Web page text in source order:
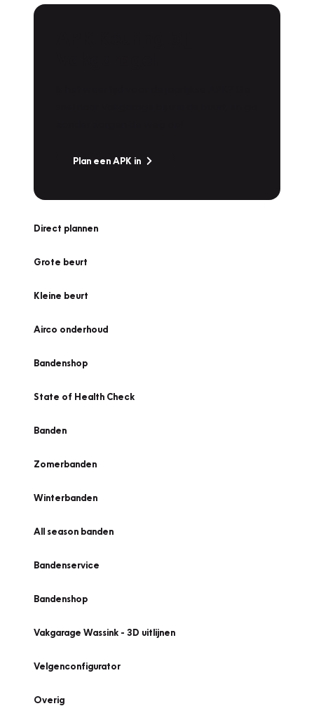
Plan een APK in
Direct plannen
Grote beurt
Kleine beurt
Airco onderhoud
Bandenshop
State of Health Check
Banden
Zomerbanden
Winterbanden
All season banden
Bandenservice
Bandenshop
Vakgarage Wassink - 3D uitlijnen
Velgenconfigurator
Overig